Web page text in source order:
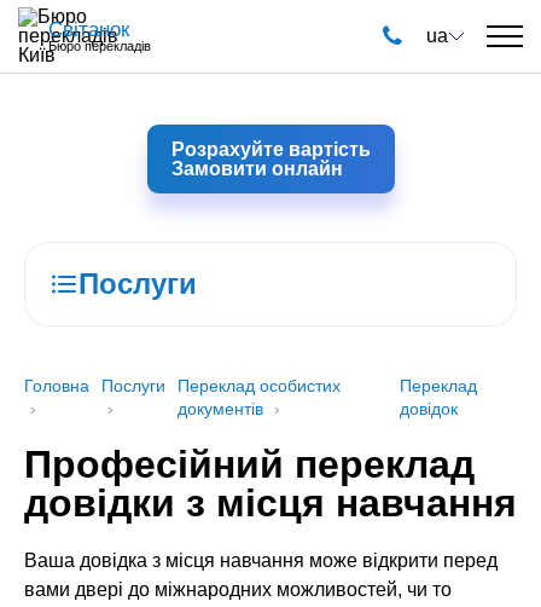
Світанок
Бюро перекладів ua
Розрахуйте вартість
Замовити онлайн
Послуги
Головна Послуги
Переклад особистих
документів
Переклад
довідок
Професійний переклад
довідки з місця навчання
Ваша довідка з місця навчання може відкрити перед
вами двері до міжнародних можливостей, чи то